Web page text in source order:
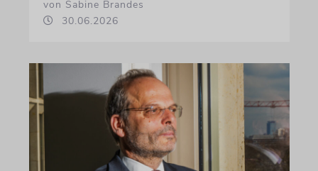
von Sabine Brandes
30.06.2026